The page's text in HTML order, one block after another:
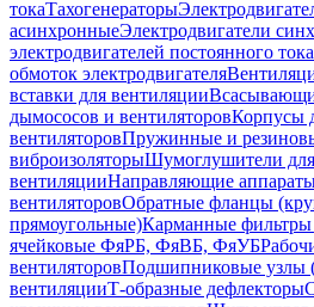
токаТахогенераторы
асинхронныеЭлектродвигатели
электродвигателей постоянного тока
обмоток электродвигателя
вставки для вентиляции
дымососов и вентиляторовКорпусы
вентиляторовПружинные и
виброизоляторыШумоглушители для
вентиляцииНаправляющие
вентиляторовОбратные фланцы
прямоугольные)Карманные фильтры
ячейковые ФяРБ, ФяВБ, ФяУБ
вентиляторовПодшипниковые узлы
вентиляцииТ-образные дефлекторы